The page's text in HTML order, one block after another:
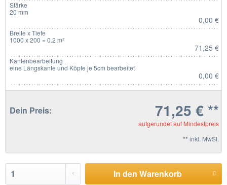
Stärke
20 mm
0,00 €
Breite x Tiefe
1000 x 200 = 0.2 m²
71,25 €
Kantenbearbeitung
eine Längskante und Köpfe je 5cm bearbeitet
0,00 €
Dein Preis: 71,25 € **
aufgerundet auf Mindestpreis
** inkl. MwSt.
In den Warenkorb